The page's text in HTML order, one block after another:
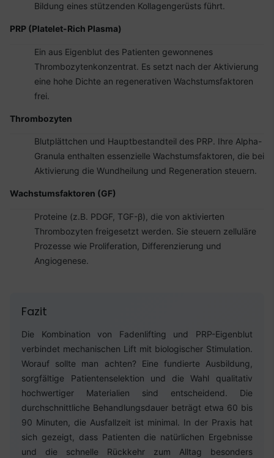
Bildung eines stützenden Kollagengerüsts führt.
PRP (Platelet-Rich Plasma)
Ein aus Eigenblut des Patienten gewonnenes
Thrombozytenkonzentrat. Es setzt nach der Aktivierung
eine hohe Dichte an regenerativen Wachstumsfaktoren
frei.
Thrombozyten
Blutplättchen und Hauptbestandteil des PRP. Ihre Alpha-
Granula enthalten essenzielle Wachstumsfaktoren, die bei
Aktivierung die Wundheilung und Regeneration steuern.
Wachstumsfaktoren (GF)
Proteine (z.B. PDGF, TGF-β), die von aktivierten
Thrombozyten freigesetzt werden. Sie steuern zelluläre
Prozesse wie Proliferation, Differenzierung und
Angiogenese.
Fazit
Die Kombination von Fadenlifting und PRP-Eigenblut
verbindet mechanischen Lift mit biologischer Stimulation.
Worauf sollte man achten? Eine fundierte Ausbildung,
sorgfältige Patientenselektion und die Wahl qualitativ
hochwertiger Materialien sind entscheidend. Die
durchschnittliche Behandlungsdauer beträgt etwa 60 bis
90 Minuten, die Ausfallzeit ist minimal. In der Praxis hat
sich gezeigt, dass Patienten die natürlichen Ergebnisse
und die schnelle Rückkehr zum Alltag besonders